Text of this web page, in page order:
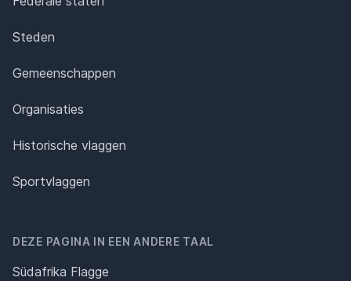
Steden
Gemeenschappen
Organisaties
Historische vlaggen
Sportvlaggen
DEZE PAGINA IN EEN ANDERE TAAL
Südafrika Flagge